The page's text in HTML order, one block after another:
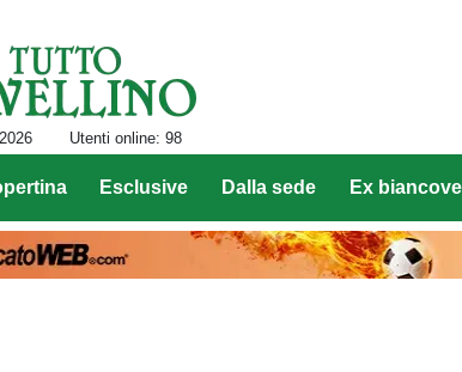
Utenti online: 98
Esclusive Dalla sede Ex